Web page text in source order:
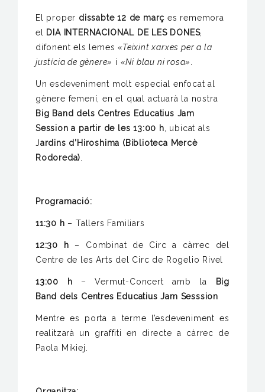
El proper dissabte 12 de març es rememora
el DIA INTERNACIONAL DE LES DONES,
difonent els lemes«Teixint xarxes per a la
justícia de gènere» i «Ni blau ni rosa»
Un esdeveniment molt especial enfocat al
gènere femení, en el qual actuarà la nostra
Big Band dels Centres Educatius Jam
Session a partir de les 13:00 h , ubicat als
Jardins d’Hiroshima (Biblioteca Mercè
Rodoreda)
Programació:
11:30 h – Tallers Familiars
12:30 h – Combinat de Circ a càrrec del
Centre de les Arts del Circ de Rogelio Rivel
13:00 h – Vermut-Concert amb la
Big
Band dels Centres Educatius Jam Sesssion
Mentre es porta a terme l’esdeveniment es
realitzarà un graffiti en directe a càrrec de
Paola Mikiej.